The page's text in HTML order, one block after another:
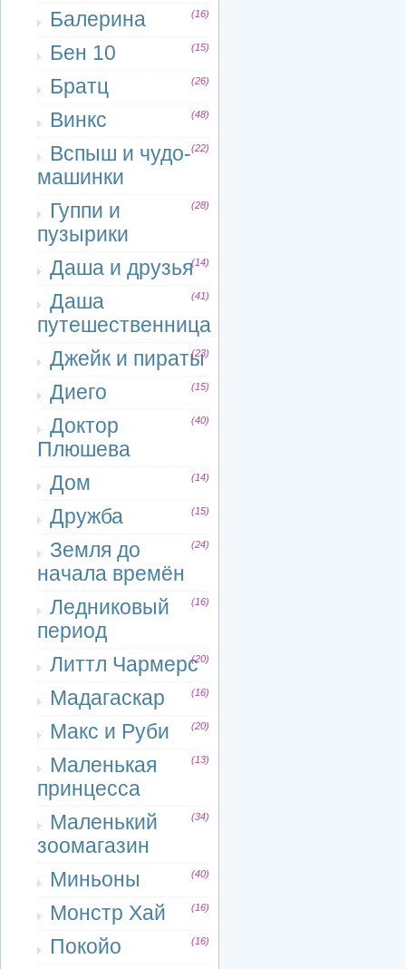
Балерина (16)
Бен 10 (15)
Братц (26)
Винкс (48)
Вспыш и чудо-
машинки
(22)
Гуппи и
пузырики
(28)
Даша и друзья(14)
Даша
путешественница
(41)
Джейк и пираты
(23)
Диего (15)
Доктор
Плюшева
(40)
Дом (14)
Дружба (15)
Земля до
начала времён
(24)
Ледниковый
период
(16)
Литтл Чармерс(20)
Мадагаскар (16)
Макс и Руби (20)
Маленькая
принцесса
(13)
Маленький
зоомагазин
(34)
Миньоны (40)
Монстр Хай (16)
Покойо (16)